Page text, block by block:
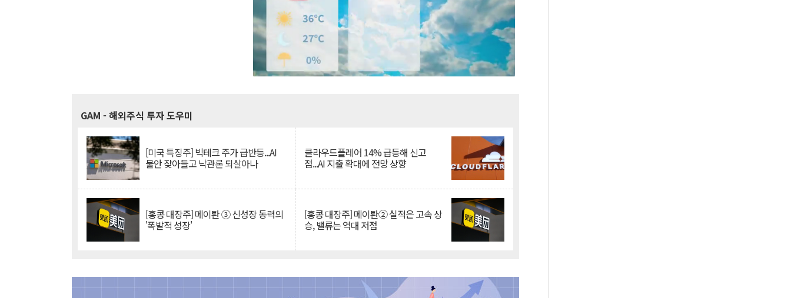
GAM - 해외주식 투자 도우미
[미국 특징주] 빅테크 주가 급반등...AI
불안 잦아들고 낙관론 되살아나
클라우드플레어 14% 급등해 신고
점...AI 지출 확대에 전망 상향
[홍콩 대장주] 메이퇀 ③ 신성장 동력의
'폭발적 성장'
[홍콩 대장주] 메이퇀② 실적은 고속 상
승, 밸류는 역대 저점